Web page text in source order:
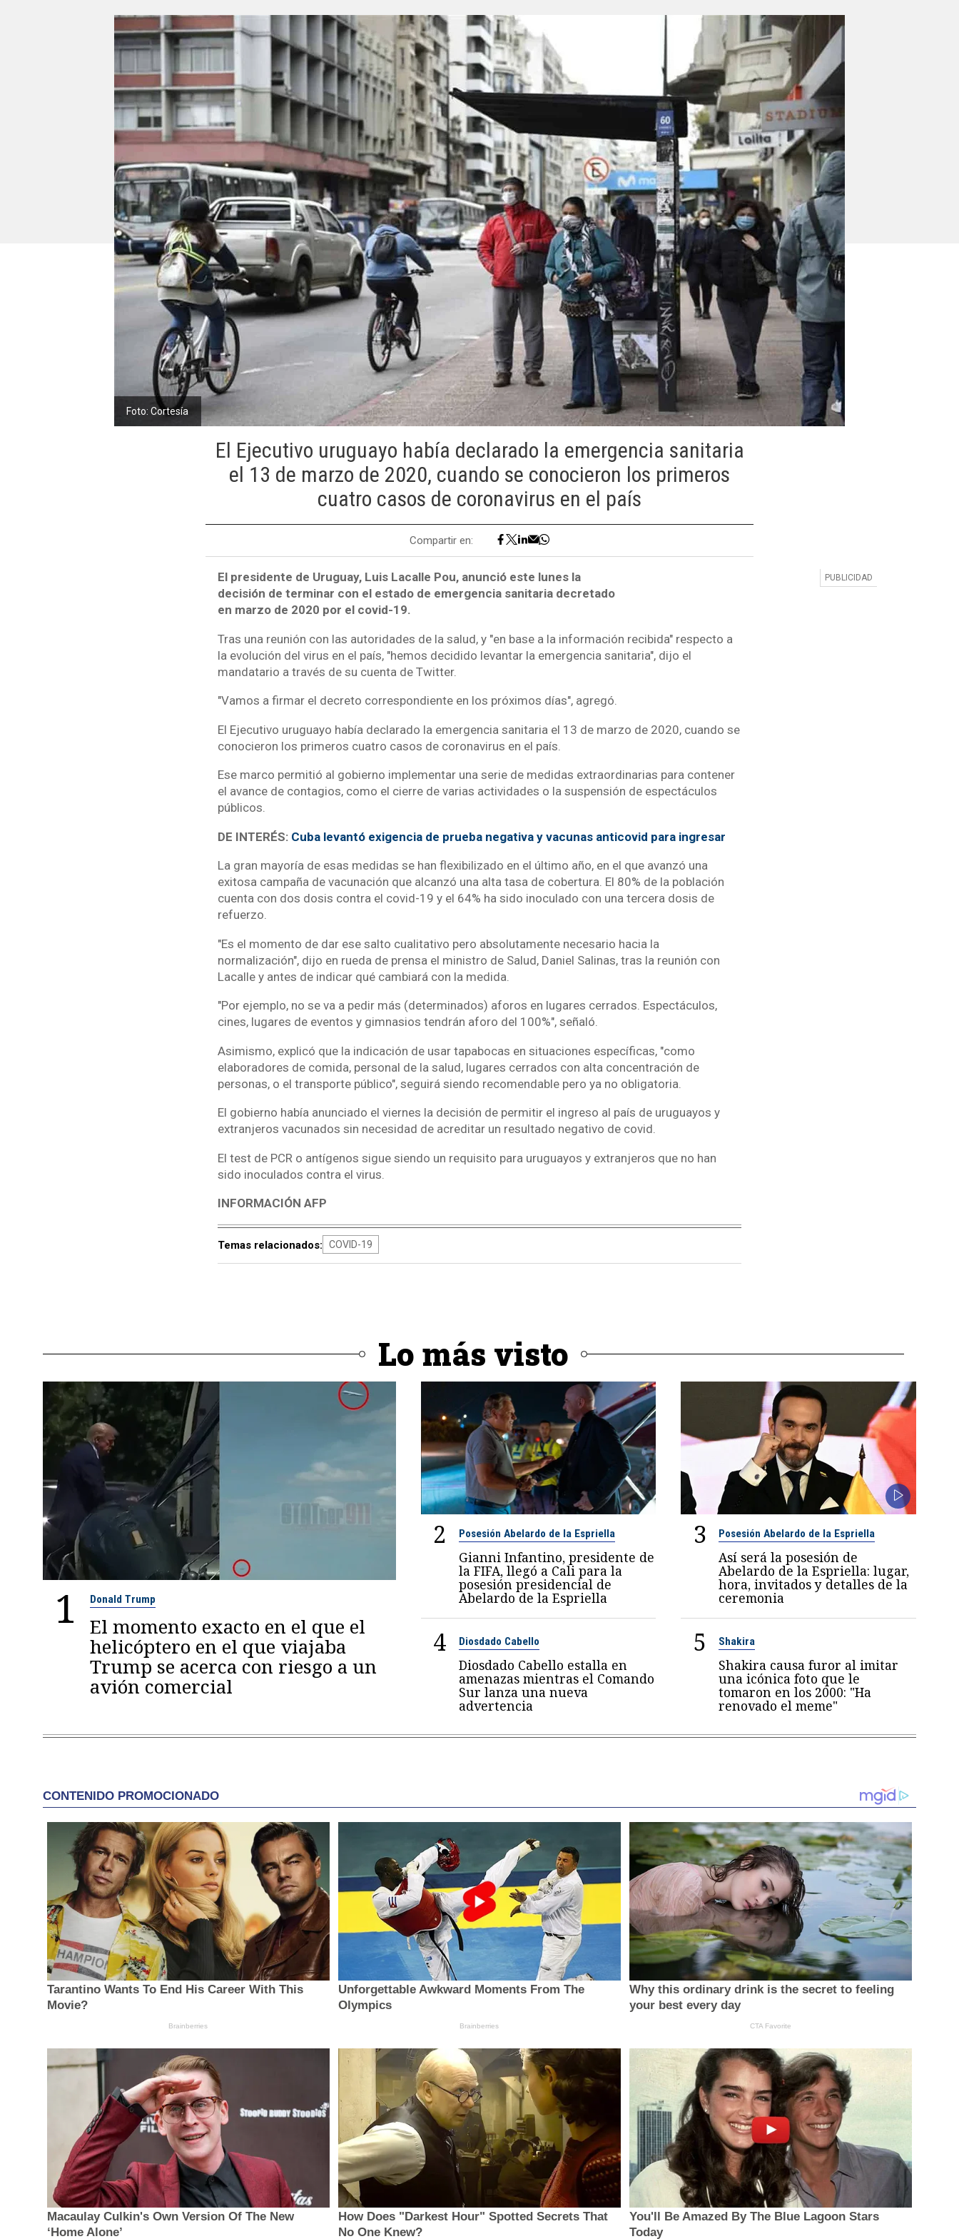
Foto: Cortesía
El Ejecutivo uruguayo había declarado la emergencia sanitaria
el 13 de marzo de 2020, cuando se conocieron los primeros
cuatro casos de coronavirus en el país
Compartir en:
El presidente de Uruguay, Luis Lacalle Pou, anunció este lunes la
decisión de terminar con el estado de emergencia sanitaria decretado
en marzo de 2020 por el covid-19.
Tras una reunión con las autoridades de la salud, y "en base a la información recibida" respecto a
la evolución del virus en el país, "hemos decidido levantar la emergencia sanitaria", dijo el
mandatario a través de su cuenta de Twitter.
"Vamos a firmar el decreto correspondiente en los próximos días", agregó.
El Ejecutivo uruguayo había declarado la emergencia sanitaria el 13 de marzo de 2020, cuando se
conocieron los primeros cuatro casos de coronavirus en el país.
Ese marco permitió al gobierno implementar una serie de medidas extraordinarias para contener
el avance de contagios, como el cierre de varias actividades o la suspensión de espectáculos
públicos.
DE INTERÉS: Cuba levantó exigencia de prueba negativa y vacunas anticovid para ingresar
La gran mayoría de esas medidas se han flexibilizado en el último año, en el que avanzó una
exitosa campaña de vacunación que alcanzó una alta tasa de cobertura. El 80% de la población
cuenta con dos dosis contra el covid-19 y el 64% ha sido inoculado con una tercera dosis de
refuerzo.
"Es el momento de dar ese salto cualitativo pero absolutamente necesario hacia la
normalización", dijo en rueda de prensa el ministro de Salud, Daniel Salinas, tras la reunión con
Lacalle y antes de indicar qué cambiará con la medida.
"Por ejemplo, no se va a pedir más (determinados) aforos en lugares cerrados. Espectáculos,
cines, lugares de eventos y gimnasios tendrán aforo del 100%", señaló.
Asimismo, explicó que la indicación de usar tapabocas en situaciones específicas, "como
elaboradores de comida, personal de la salud, lugares cerrados con alta concentración de
personas, o el transporte público", seguirá siendo recomendable pero ya no obligatoria.
El gobierno había anunciado el viernes la decisión de permitir el ingreso al país de uruguayos y
extranjeros vacunados sin necesidad de acreditar un resultado negativo de covid.
El test de PCR o antígenos sigue siendo un requisito para uruguayos y extranjeros que no han
sido inoculados contra el virus.
INFORMACIÓN AFP
Temas relacionados: COVID-19
Lo más visto
1 Donald Trump
El momento exacto en el que el
helicóptero en el que viajaba
Trump se acerca con riesgo a un
avión comercial
2 Posesión Abelardo de la Espriella
Gianni Infantino, presidente de
la FIFA, llegó a Cali para la
posesión presidencial de
Abelardo de la Espriella
3 Posesión Abelardo de la Espriella
Así será la posesión de
Abelardo de la Espriella: lugar,
hora, invitados y detalles de la
ceremonia
4 Diosdado Cabello
Diosdado Cabello estalla en
amenazas mientras el Comando
Sur lanza una nueva
advertencia
5 Shakira
Shakira causa furor al imitar
una icónica foto que le
tomaron en los 2000: "Ha
renovado el meme"